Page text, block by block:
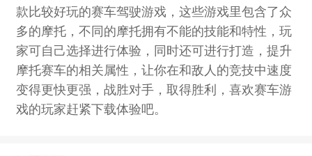
款比较好玩的赛车驾驶游戏，这些游戏里包含了众
多的摩托，不同的摩托拥有不能的技能和特性，玩
家可自己选择进行体验，同时还可进行打造，提升
摩托赛车的相关属性，让你在和敌人的竞技中速度
变得更快更强，战胜对手，取得胜利，喜欢赛车游
戏的玩家赶紧下载体验吧。